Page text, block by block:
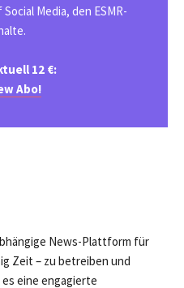
Media, den ESMR-
12 €:
Abo!
News-Plattform für
Zeit – zu betreiben und
eine engagierte